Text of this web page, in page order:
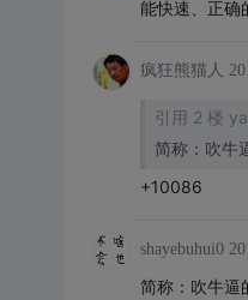
能快速、正确
疯狂熊猫人
引用 2 楼
简称：吹牛
+10086
shayebuhui0
简称：吹牛逼